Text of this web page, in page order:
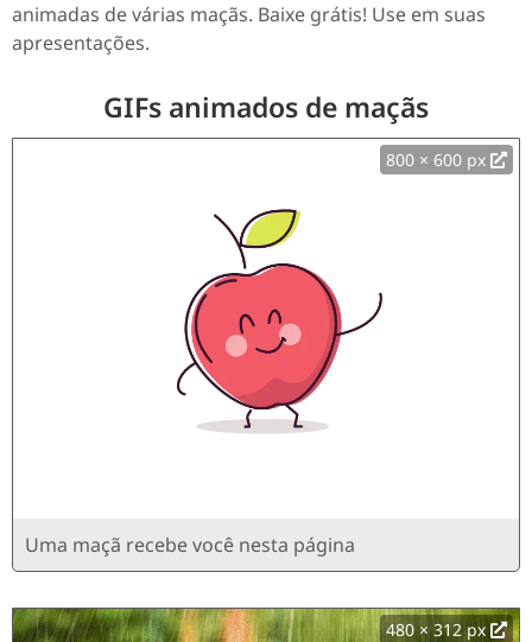
animadas de várias maçãs. Baixe grátis! Use em suas
apresentações.
GIFs animados de maçãs
800 × 600 px
Uma maçã recebe você nesta página
480 × 312 px